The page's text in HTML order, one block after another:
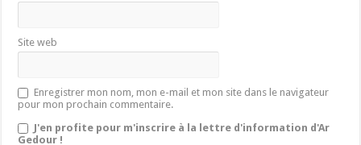
Site web
Enregistrer mon nom, mon e-mail et mon site dans le navigateur
pour mon prochain commentaire.
J'en profite pour m'inscrire à la lettre d'information d'Ar
Gedour !